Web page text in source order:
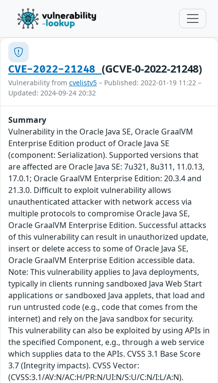
CVE-2022-21248 (GCVE-0-2022-21248)
Vulnerability from cvelistv5 – Published: 2022-01-19 11:22 –
Updated: 2024-09-24 20:32
Summary
Vulnerability in the Oracle Java SE, Oracle GraalVM
Enterprise Edition product of Oracle Java SE
(component: Serialization). Supported versions that
are affected are Oracle Java SE: 7u321, 8u311, 11.0.13,
17.0.1; Oracle GraalVM Enterprise Edition: 20.3.4 and
21.3.0. Difficult to exploit vulnerability allows
unauthenticated attacker with network access via
multiple protocols to compromise Oracle Java SE,
Oracle GraalVM Enterprise Edition. Successful attacks
of this vulnerability can result in unauthorized update,
insert or delete access to some of Oracle Java SE,
Oracle GraalVM Enterprise Edition accessible data.
Note: This vulnerability applies to Java deployments,
typically in clients running sandboxed Java Web Start
applications or sandboxed Java applets, that load and
run untrusted code (e.g., code that comes from the
internet) and rely on the Java sandbox for security.
This vulnerability can also be exploited by using APIs in
the specified Component, e.g., through a web service
which supplies data to the APIs. CVSS 3.1 Base Score
3.7 (Integrity impacts). CVSS Vector:
(CVSS:3.1/AV:N/AC:H/PR:N/UI:N/S:U/C:N/I:L/A:N).